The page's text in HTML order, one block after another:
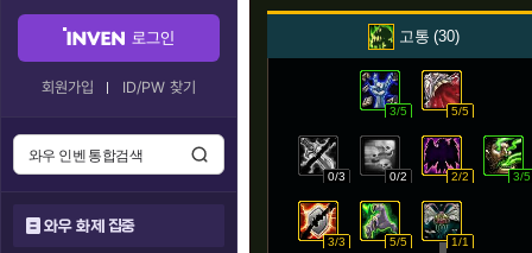
로그인
회원가입 ID/PW 찾기
와우 화제 집중
고통 30
3/5 5/5
0/3 0/2 2/2 3/5
3/3 5/5 1/1